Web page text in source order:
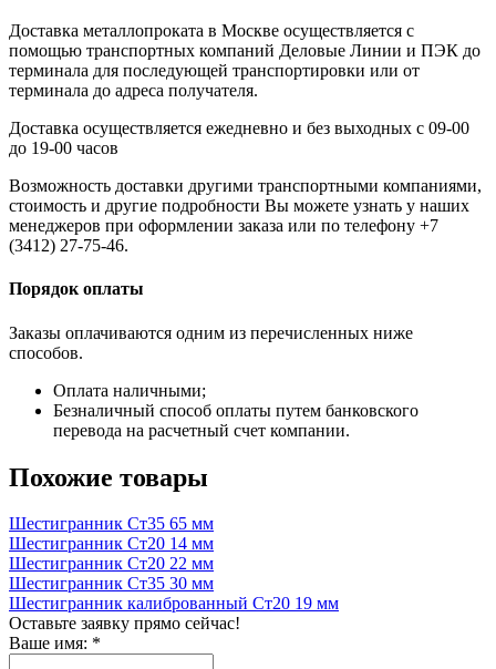
Доставка металлопроката в Москве осуществляется с
помощью транспортных компаний Деловые Линии и ПЭК до
терминала для последующей транспортировки или от
терминала до адреса получателя.
Доставка осуществляется ежедневно и без выходных с 09-00
до 19-00 часов
Возможность доставки другими транспортными компаниями,
стоимость и другие подробности Вы можете узнать у наших
менеджеров при оформлении заказа или по телефону +7
(3412) 27-75-46.
Порядок оплаты
Заказы оплачиваются одним из перечисленных ниже
способов.
Оплата наличными;
Безналичный способ оплаты путем банковского
перевода на расчетный счет компании.
Похожие товары
Шестигранник Ст35 65 мм
Шестигранник Ст20 14 мм
Шестигранник Ст20 22 мм
Шестигранник Ст35 30 мм
Шестигранник калиброванный Ст20 19 мм
Оставьте заявку прямо сейчас!
Ваше имя: *